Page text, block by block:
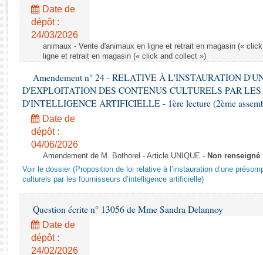
Rapports législatifs
Rapports sur l'application des lois
Baromètre de l’application des lois
Dossiers législatifs
Budget et sécurité sociale
Questions écrites et orales
Comptes rendus des débats
Date de
dépôt :
24/03/2026
animaux - Vente d'animaux en ligne et retrait en magasin («
ligne et retrait en magasin (« click and collect »)
Amendement n° 24 - RELATIVE À L'INSTAURATION
D'EXPLOITATION DES CONTENUS CULTURELS PAR LES
D'INTELLIGENCE ARTIFICIELLE - 1ère lecture (2ème
Date de
dépôt :
04/06/2026
Amendement de M. Bothorel - Article UNIQUE - Non renseigné
Voir le dossier (Proposition de loi relative à l’instauration d’une
culturels par les fournisseurs d’intelligence artificielle)
Question écrite n° 13056 de Mme Sandra Delannoy
Date de
dépôt :
24/02/2026